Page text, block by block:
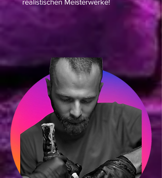
realistischen Meisterwerke!